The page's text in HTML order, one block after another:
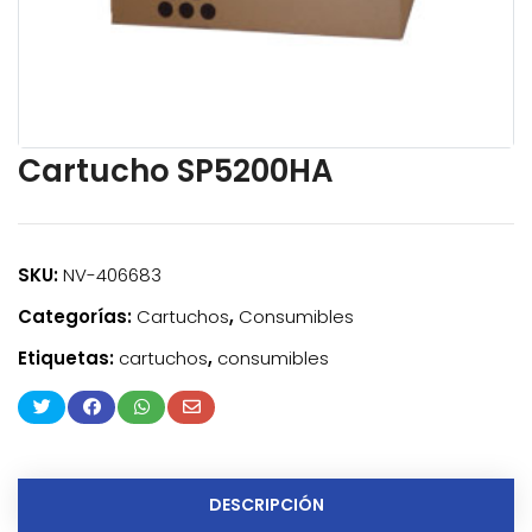
Cartucho SP5200HA
SKU:NV-406683
Categorías: Cartuchos, Consumibles
Etiquetas: cartuchos, consumibles
DESCRIPCIÓN